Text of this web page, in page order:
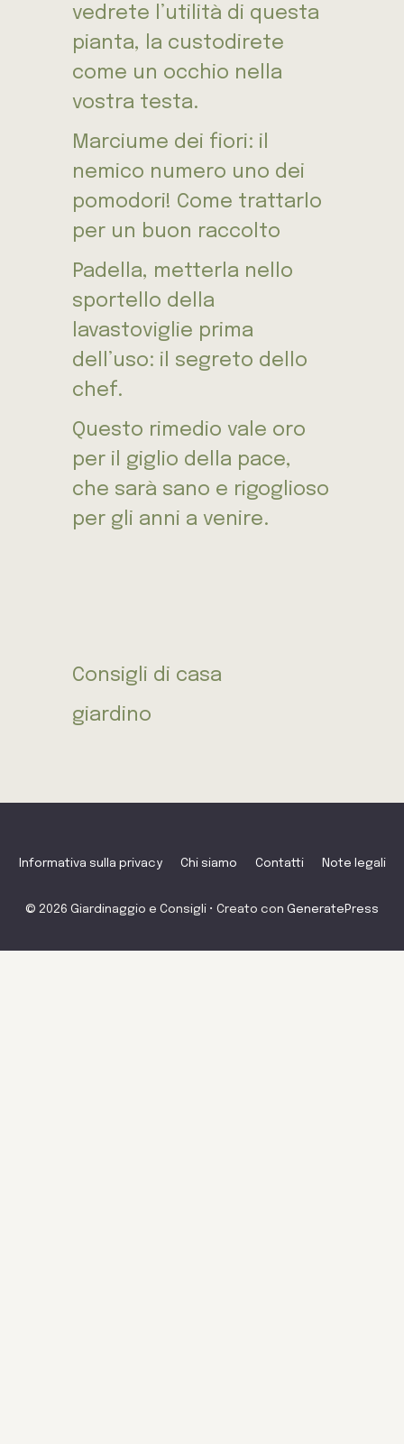
vedrete l’utilità di questa
pianta, la custodirete
come un occhio nella
vostra testa.
Marciume dei fiori: il
nemico numero uno dei
pomodori! Come trattarlo
per un buon raccolto
Padella, metterla nello
sportello della
lavastoviglie prima
dell’uso: il segreto dello
chef.
Questo rimedio vale oro
per il giglio della pace,
che sarà sano e rigoglioso
per gli anni a venire.
Consigli di casa
giardino
Informativa sulla privacy Chi siamo Contatti Note legali
© 2026 Giardinaggio e Consigli • Creato con GeneratePress